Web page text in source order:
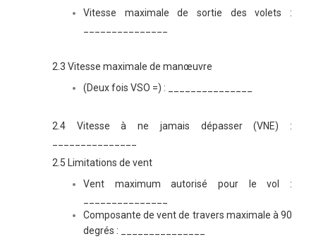
Vitesse maximale de sortie des volets :
2.3 Vitesse maximale de manœuvre
(Deux fois VSO =) : _______________
2.4 Vitesse à ne jamais dépasser (VNE) :
2.5 Limitations de vent
Vent maximum autorisé pour le vol :
Composante de vent de travers maximale à 90
degrés : _______________